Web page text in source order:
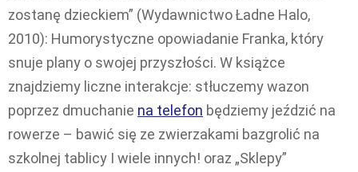
zostanę dzieckiem” (Wydawnictwo Ładne Halo,
2010): Humorystyczne opowiadanie Franka, który
snuje plany o swojej przyszłości. W książce
znajdziemy liczne interakcje: stłuczemy wazon
poprzez dmuchanie na telefon będziemy jeździć na
rowerze – bawić się ze zwierzakami bazgrolić na
szkolnej tablicy I wiele innych! oraz „Sklepy”